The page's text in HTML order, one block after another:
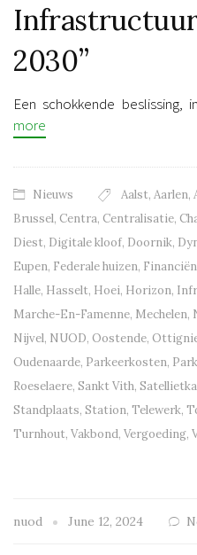
2030”
Een schokkende beslissing,
more
Nieuws Aalst, Aarlen,
Brussel, Centra, Centralisatie,
Diest, Digitale kloof, Doornik,
Eupen, Federale huizen, Financiën
Halle, Hasselt, Hoei, Horizon,
Marche-En-Famenne, Mechelen,
Nijvel, NUOD, Oostende,
Oudenaarde, Parkeerkosten,
Roeselaere, Sankt Vith,
Standplaats, Station, Telewerk,
Turnhout, Vakbond, Vergoeding,
nuod June 12, 2024